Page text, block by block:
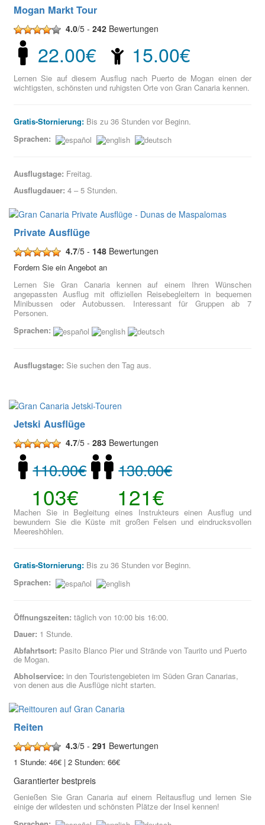
Mogan Markt Tour
4.0/5 -242 Bewertungen
22.00€ 15.00€
Lernen Sie auf diesem Ausflug nach Puerto de Mogan einen der
wichtigsten, schönsten und ruhigsten Orte von Gran Canaria kennen.
Gratis-Stornierung: Bis zu 36 Stunden vor Beginn.
Sprachen:
Ausflugstage: Freitag.
Ausflugdauer: 4 – 5 Stunden.
Private Ausflüge
4.7/5 - 148 Bewertungen
Fordern Sie ein Angebot an
Lernen Sie Gran Canaria kennen auf einem Ihren Wünschen
angepassten Ausflug mit offiziellen Reisebegleitern in bequemen
Minibussen oder Autobussen. Interessant für Gruppen ab 7
Personen.
Sprachen:
Ausflugstage: Sie suchen den Tag aus.
Jetski Ausflüge
4.7/5 -283 Bewertungen
110.00€
103€
130.00€
121€
Machen Sie in Begleitung eines Instrukteurs einen Ausflug und
bewundern Sie die Küste mit großen Felsen und eindrucksvollen
Meereshöhlen.
Gratis-Stornierung: Bis zu 36 Stunden vor Beginn.
Sprachen:
Öffnungszeiten: täglich von 10:00 bis 16:00.
Dauer: 1 Stunde.
Abfahrtsort: Pasito Blanco Pier und Strände von Taurito und Puerto
de Mogan.
Abholservice: in den Touristengebieten im Süden Gran Canarias,
von denen aus die Ausflüge nicht starten.
Reiten
4.3/5 -291 Bewertungen
1 Stunde: 46€ | 2 Stunden: 66€
Garantierter bestpreis
Genießen Sie Gran Canaria auf einem Reitausflug und lernen Sie
einige der wildesten und schönsten Plätze der Insel kennen!